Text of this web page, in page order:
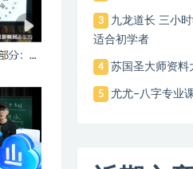
3
九龙道长 三小
适合初学者
4 苏国圣大师资料
5 尤尤–八字专业